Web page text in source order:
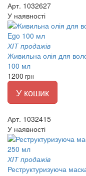
Арт. 1032627
У наявності
ХІТ продажів
Живильна олія для
100 мл
1200 грн
У кошик
Арт. 1032415
У наявності
ХІТ продажів
Реструктуризуюча